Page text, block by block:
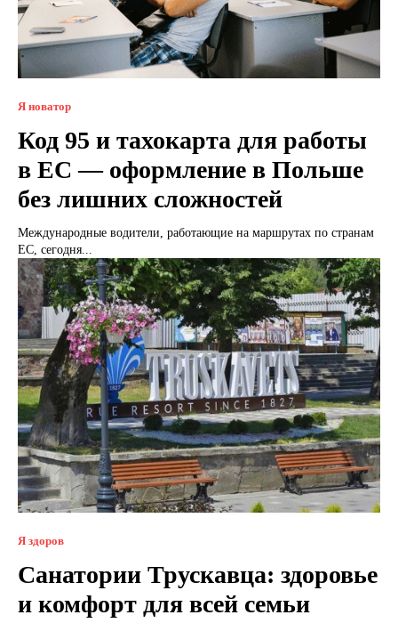
Я новатор
Код 95 и тахокарта для работы
в ЕС — оформление в Польше
без лишних сложностей
Международные водители, работающие на маршрутах по странам
ЕС, сегодня...
Я здоров
Санатории Трускавца: здоровье
и комфорт для всей семьи